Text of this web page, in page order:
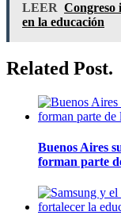
LEER Congreso
en la educación
Related Post.
Buenos Aires
forman parte